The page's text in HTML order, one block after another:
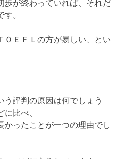
歩が終わっていれば、それだ
。
ＯＥＦＬの方が易しい、とい
う評判の原因は何でしょう
比べ、
かったことが一つの理由でし